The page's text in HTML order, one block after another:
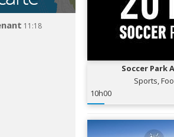
11:18
Soccer Park
Sports,
10h00